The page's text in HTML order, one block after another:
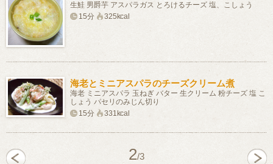
生鮭 男爵芋 アスパラガス とろけるチーズ 塩、こしょう
15分
325kcal
海老とミニアスパラのチーズクリーム煮
海老 ミニアスパラ 玉ねぎ バター 生クリーム 粉チーズ 塩 こ
しょう パセリのみじん切り
15分
331kcal
2/3